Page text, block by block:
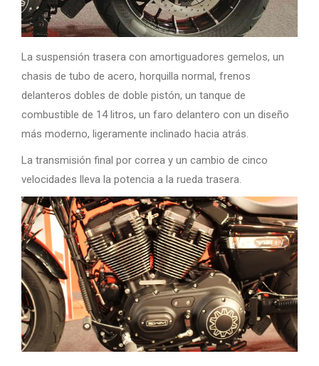
La suspensión trasera con amortiguadores gemelos, un
chasis de tubo de acero, horquilla normal, frenos
delanteros dobles de doble pistón, un tanque de
combustible de 14 litros, un faro delantero con un diseño
más moderno, ligeramente inclinado hacia atrás.
La transmisión final por correa y un cambio de cinco
velocidades lleva la potencia a la rueda trasera.